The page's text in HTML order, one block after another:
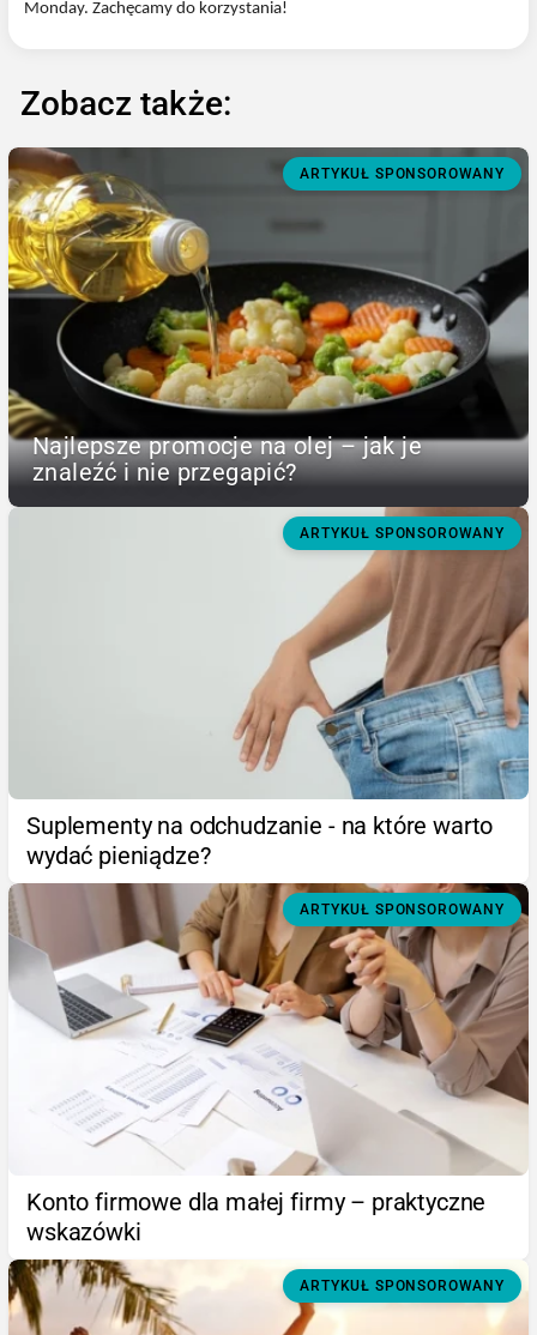
Monday. Zachęcamy do korzystania!
Zobacz także:
ARTYKUŁ SPONSOROWANY
Najlepsze promocje na olej – jak je
znaleźć i nie przegapić?
ARTYKUŁ SPONSOROWANY
Suplementy na odchudzanie - na które warto
wydać pieniądze?
ARTYKUŁ SPONSOROWANY
Konto firmowe dla małej firmy – praktyczne
wskazówki
ARTYKUŁ SPONSOROWANY